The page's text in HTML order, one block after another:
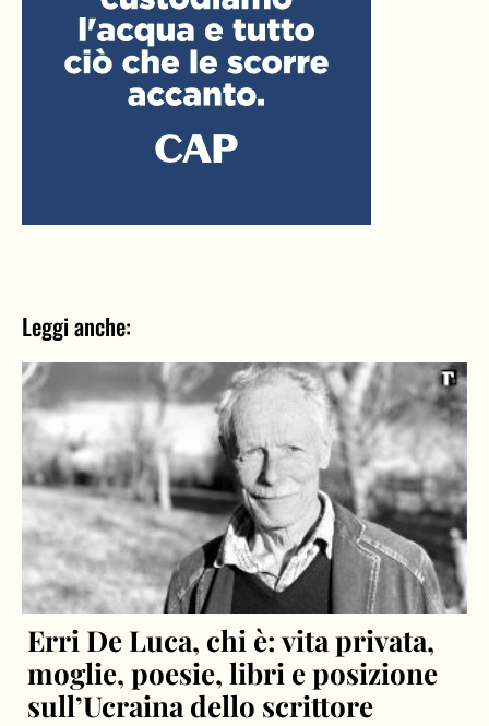
Leggi anche:
Erri De Luca, chi è: vita privata,
moglie, poesie, libri e posizione
sull’Ucraina dello scrittore